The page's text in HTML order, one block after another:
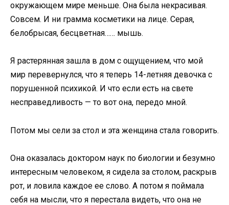
окружающем мире меньше. Она была некрасивая.
Совсем. И ни грамма косметики на лице. Серая,
белобрысая, бесцветная…… мышь.
Я растерянная зашла в дом с ощущением, что мой
мир перевернулся, что я теперь 14-летняя девочка с
порушенной психикой. И что если есть на свете
несправедливость — то вот она, передо мной.
Потом мы сели за стол и эта женщина стала говорить.
Она оказалась доктором наук по биологии и безумно
интересным человеком, я сидела за столом, раскрыв
рот, и ловила каждое ее слово. А потом я поймала
себя на мысли, что я перестала видеть, что она не